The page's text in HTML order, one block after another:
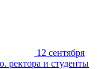
12 сентября
ректора и студенты